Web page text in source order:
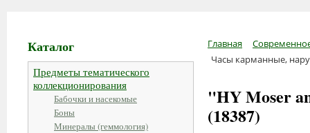
Каталог
Предметы тематического
коллекционирования
Бабочки и насекомые
Боны
Минералы (геммология)
Главная
Часы карманные,
"HY Moser
(18387)